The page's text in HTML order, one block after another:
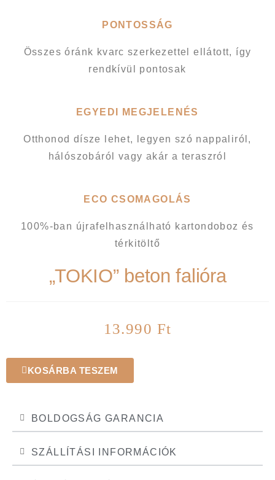
PONTOSSÁG
Összes óránk kvarc szerkezettel ellátott, így
rendkívül pontosak
EGYEDI MEGJELENÉS
Otthonod dísze lehet, legyen szó nappaliról,
hálószobáról vagy akár a teraszról
ECO CSOMAGOLÁS
100%-ban újrafelhasználható kartondoboz és
térkitöltő
BOLDOGSÁG GARANCIA
SZÁLLÍTÁSI INFORMÁCIÓK
„TOKIO” beton falióra
13.990 Ft
KOSÁRBA TESZEM